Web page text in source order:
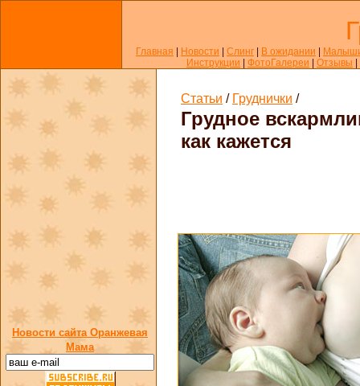
Главная Новости Слинг В ожидании
Инструкции
ФотоГалереи Отзывы
Новости сайта Оранжевая
Мама
Статьи / Груднички /
Грудное
как кажется